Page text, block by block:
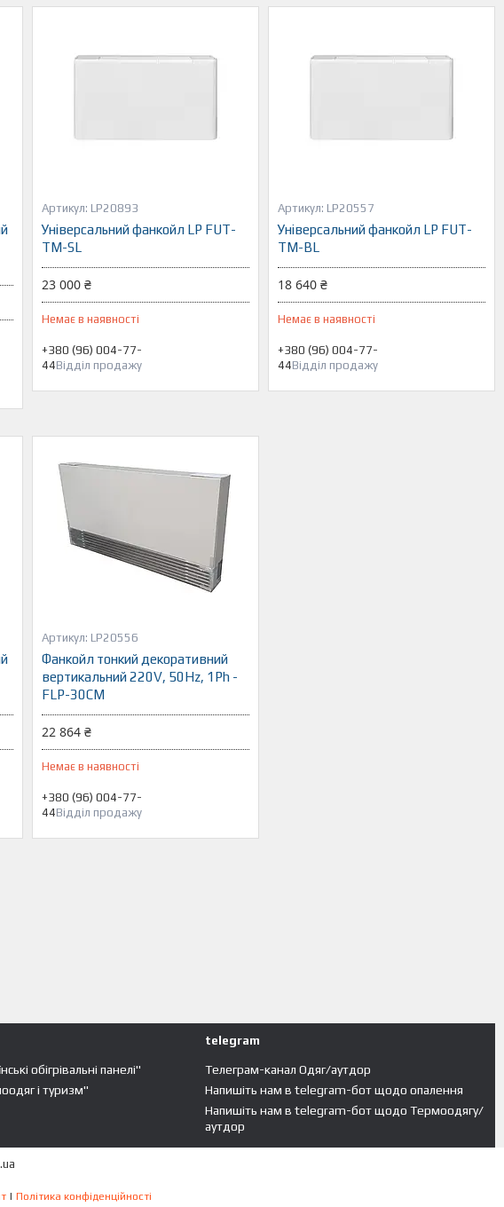
LP20893
Універсальний фанкойл LP FUT-
TM-SL
23 000 ₴
Немає в наявності
+380 (96) 004-77-
44Відділ продажу
LP20557
Універсальний фанкойл LP FUT-
TM-BL
18 640 ₴
Немає в наявності
+380 (96) 004-77-
44Відділ продажу
LP20556
Фанкойл тонкий декоративний
вертикальний 220V, 50Hz, 1Ph -
FLP-30CM
22 864 ₴
Немає в наявності
+380 (96) 004-77-
44Відділ продажу
обігрівальні панелі"
і туризм"
telegram
Телеграм-канал Одяг/аутдор
Напишіть нам в telegram-бот щодо опалення
Напишіть нам в telegram-бот щодо Термоодягу/
аутдор
| Політика конфіденційності